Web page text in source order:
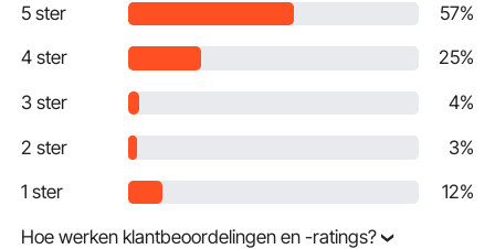
5 ster 57%
4 ster 25%
3 ster 4%
2 ster 3%
1 ster 12%
Hoe werken klantbeoordelingen en -ratings?